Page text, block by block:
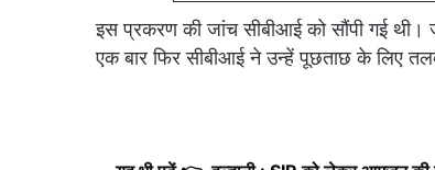
इस प्रकरण की जांच सीबीआई को सौंपी गई थी।
एक बार फिर सीबीआई ने उन्हें पूछताछ के लिए